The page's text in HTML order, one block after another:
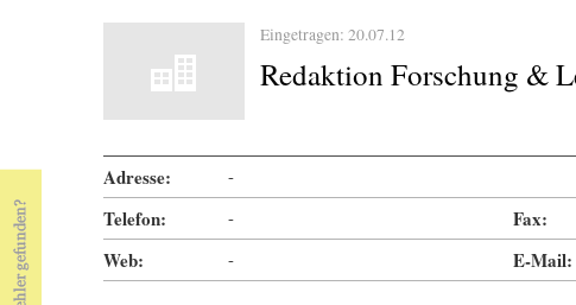
Eingetragen: 20.07.12
Redaktion Forschung &
Adresse: -
Telefon: - Fax:
Web: - E-Mail: